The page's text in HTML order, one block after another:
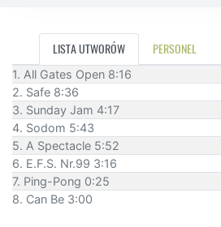
LISTA UTWORÓW PERSONEL
1. All Gates Open 8:16
2. Safe 8:36
3. Sunday Jam 4:17
4. Sodom 5:43
5. A Spectacle 5:52
6. E.F.S. Nr.99 3:16
7. Ping-Pong 0:25
8. Can Be 3:00